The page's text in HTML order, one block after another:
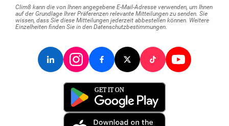
k
ä
s
Clim8 kann die von Ihnen angegebene E-Mail-Adresse verwenden, um Ihnen
auf der Grundlage Ihrer Präferenzen relevante Mitteilungen zu senden. Sie
wissen, dass Sie diese Mitteilungen jederzeit abbestellen können. Weitere
Einzelheiten finden Sie in den Datenschutzbestimmungen.